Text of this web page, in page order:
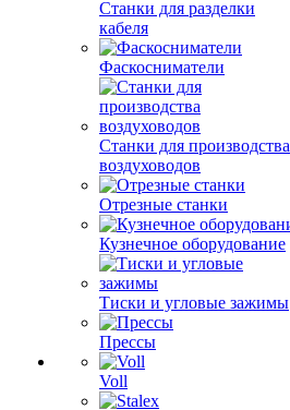
Станки для разделки
кабеля
Фаскосниматели
Станки для производства
воздуховодов
Отрезные станки
Кузнечное оборудование
Тиски и угловые зажимы
Прессы
Voll